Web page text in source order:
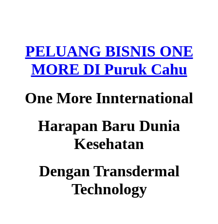
PELUANG BISNIS ONE
MORE DI Puruk Cahu
One More Innternational
Harapan Baru Dunia
Kesehatan
Dengan Transdermal
Technology